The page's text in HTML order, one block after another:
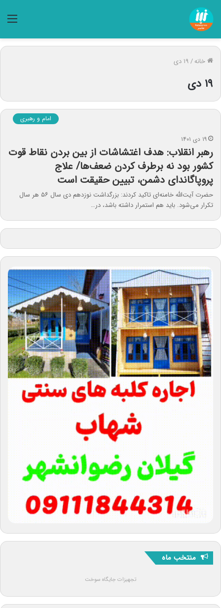
خانه/۱۹ دی
۱۹ دی
امام و رهبری
۱۹ دی ۱۴۰۱
رهبر انقلاب: هدف اغتشاشات از بین بردن نقاط قوت
کشور بود نه برطرف کردن ضعف‌ها/ علاج
پروپاگاندای دشمن، تبیین حقیقت است
حضرت آیت‌الله خامنه‌ای تاکید کردند: بزرگداشت نوزدهم دی سال ۵۶ هر سال
تکرار می‌شود. باید هم استمرار داشته باشد، در…
منتخب ماه
تجهیزات جایگاه سوخت